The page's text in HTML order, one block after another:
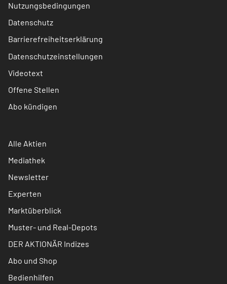
Nutzungsbedingungen
Datenschutz
Barrierefreiheitserklärung
Datenschutzeinstellungen
Videotext
Offene Stellen
Abo kündigen
Alle Aktien
Mediathek
Newsletter
Experten
Marktüberblick
Muster- und Real-Depots
DER AKTIONÄR Indizes
Abo und Shop
Bedienhilfen